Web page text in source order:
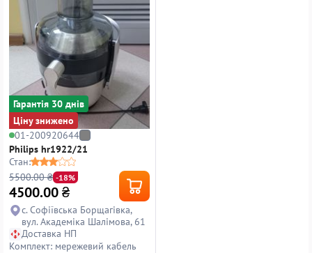
Гарантiя 30 днiв
Ціну знижено
01-200920644
Philips hr1922/21
Стан:
5500.00 ₴ -18%
4500.00₴
с. Софіївська Борщагівка,
вул. Академіка Шалімова, 61
Доставка НП
Комплект: мережевий кабель